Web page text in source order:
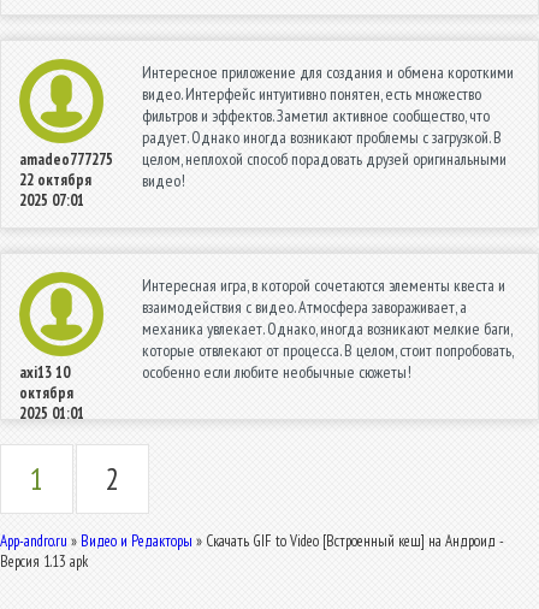
amadeo777275
22 октября
2025 07:01
Интересное приложение для создания и обмена короткими
видео. Интерфейс интуитивно понятен, есть множество
фильтров и эффектов. Заметил активное сообщество, что
радует. Однако иногда возникают проблемы с загрузкой. В
целом, неплохой способ порадовать друзей оригинальными
видео!
axi1310
октября
2025 01:01
Интересная игра, в которой сочетаются элементы квеста и
взаимодействия с видео. Атмосфера завораживает, а
механика увлекает. Однако, иногда возникают мелкие баги,
которые отвлекают от процесса. В целом, стоит попробовать,
особенно если любите необычные сюжеты!
1 2
App-andro.ru » Видео и Редакторы » Скачать GIF to Video [Встроенный кеш] на Андроид -
Версия 1.13 apk